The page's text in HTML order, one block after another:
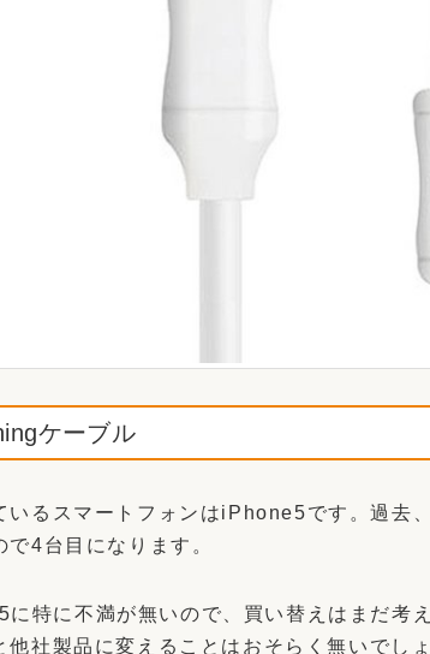
ケーブル
いるスマートフォンはiPhone5です。過
で4台目になります。
に特に不満が無いので、買い替えはまだ考
他社製品に変えることはおそらく無いでしょ